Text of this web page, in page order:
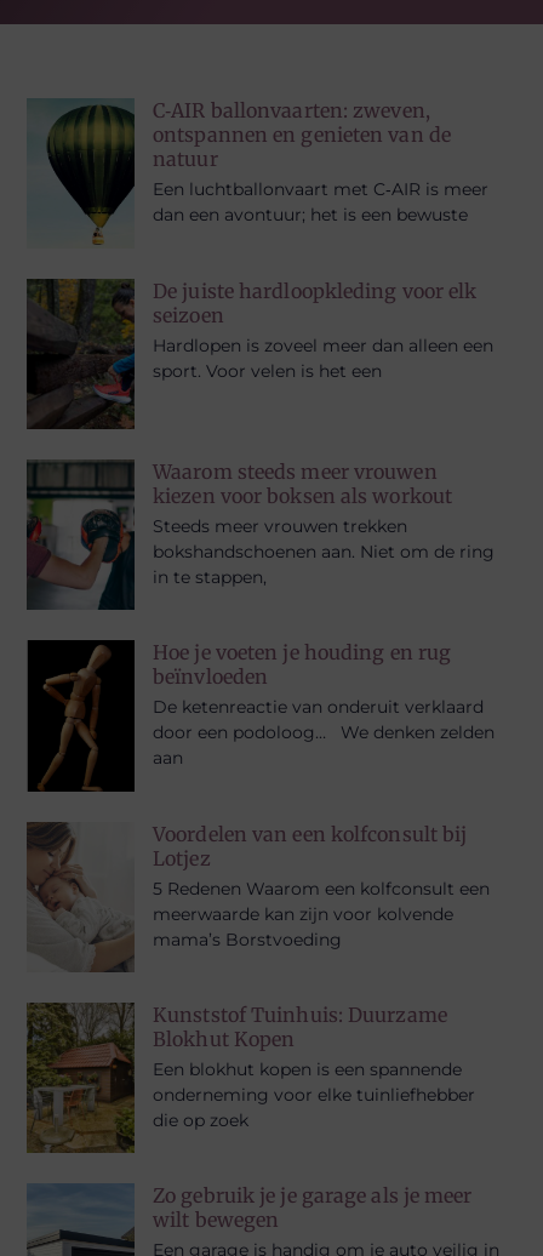
C‑AIR ballonvaarten: zweven,
ontspannen en genieten van de
natuur
Een luchtballonvaart met C‑AIR is meer
dan een avontuur; het is een bewuste
De juiste hardloopkleding voor elk
seizoen
Hardlopen is zoveel meer dan alleen een
sport. Voor velen is het een
Waarom steeds meer vrouwen
kiezen voor boksen als workout
Steeds meer vrouwen trekken
bokshandschoenen aan. Niet om de ring
in te stappen,
Hoe je voeten je houding en rug
beïnvloeden
De ketenreactie van onderuit verklaard
door een podoloog… We denken zelden
aan
Voordelen van een kolfconsult bij
Lotjez
5 Redenen Waarom een ​​kolfconsult een
meerwaarde kan zijn voor kolvende
mama’s Borstvoeding
Kunststof Tuinhuis: Duurzame
Blokhut Kopen
Een blokhut kopen is een spannende
onderneming voor elke tuinliefhebber
die op zoek
Zo gebruik je je garage als je meer
wilt bewegen
Een garage is handig om je auto veilig in